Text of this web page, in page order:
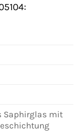
Saphirglas mit